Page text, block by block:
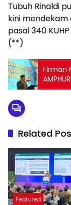
Tubuh Rinaldi
kini mendekam
pasal 340
(**)
Firman
AMPHURI
Related
Featured